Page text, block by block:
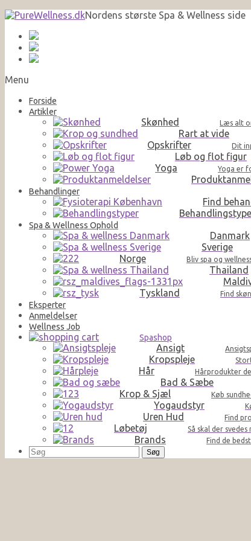
Nordens største Spa & Wellness side
Menu
Forside
Artikler
Skønhed Læs alt
Rart at vide
Opskrifter Dit
Løb og flot figur
Yoga Yoga er
Behandlinger
Find
Spa & Wellness Ophold
Danmark
Sverige
Norge Bliv spa og
Thailand
Tyskland Find
Eksperter
Anmeldelser
Wellness Job
Spashop
Ansigt
Kropspleje
Hår Hårprodukter
Bad & Sæbe
Krop & Sjæl Køb
Yogaudstyr
Uren Hud Find
Løbetøj Så skal der
Brands Find de
Søg
efter: